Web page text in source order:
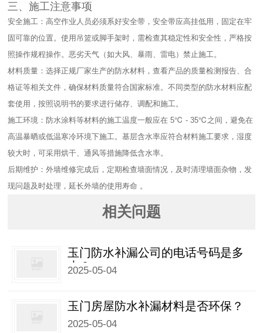
三、施工注意事项​
安全施工：高空作业人员必须系好安全带，安全带应高挂低用，固定在牢
固可靠的位置。使用吊篮或脚手架时，需检查其稳定性和安全性，严格按
照操作规程操作。恶劣天气（如大风、暴雨、雷电）禁止施工。​
材料质量：选择正规厂家生产的防水材料，查看产品的质量检测报告、合
格证等相关文件，确保材料质量符合国家标准。不同类型的防水材料应配
套使用，按照说明书的要求进行储存、调配和施工。​
施工环境：防水涂料等材料的施工温度一般应在 5℃ - 35℃之间，避免在
高温暴晒或低温寒冷环境下施工。基层含水率应符合材料施工要求，湿度
较大时，可采用烘干、通风等措施降低含水率。​
后期维护：外墙维修完成后，定期检查墙面情况，及时清理墙面杂物，发
现问题及时处理，延长外墙的使用寿命 。
相关问题
玉门防水补漏公司的电话号码是多
少？
2025-05-04
玉门房屋防水补漏材料是否环保？
2025-05-04